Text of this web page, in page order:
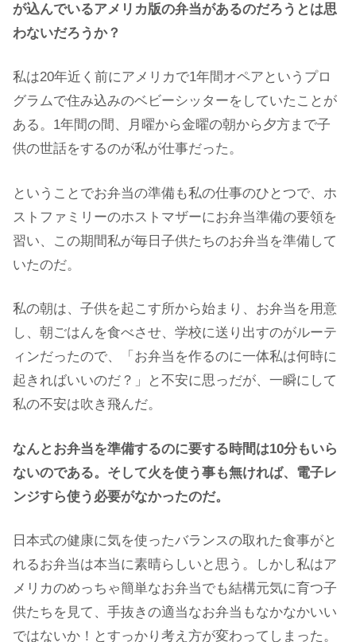
が込んでいるアメリカ版の弁当があるのだろうとは思
わないだろうか？
私は20年近く前にアメリカで1年間オペアというプロ
グラムで住み込みのベビーシッターをしていたことが
ある。1年間の間、月曜から金曜の朝から夕方まで子
供の世話をするのが私が仕事だった。
ということでお弁当の準備も私の仕事のひとつで、ホ
ストファミリーのホストマザーにお弁当準備の要領を
習い、この期間私が毎日子供たちのお弁当を準備して
いたのだ。
私の朝は、子供を起こす所から始まり、お弁当を用意
し、朝ごはんを食べさせ、学校に送り出すのがルーテ
ィンだったので、「お弁当を作るのに一体私は何時に
起きればいいのだ？」と不安に思っだが、一瞬にして
私の不安は吹き飛んだ。
なんとお弁当を準備するのに要する時間は10分もいら
ないのである。そして火を使う事も無ければ、電子レ
ンジすら使う必要がなかったのだ。
日本式の健康に気を使ったバランスの取れた食事がと
れるお弁当は本当に素晴らしいと思う。しかし私はア
メリカのめっちゃ簡単なお弁当でも結構元気に育つ子
供たちを見て、手抜きの適当なお弁当もなかなかいい
ではないか！とすっかり考え方が変わってしまった。